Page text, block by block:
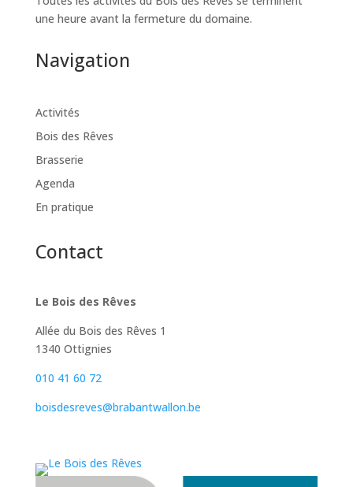
une heure avant la fermeture du domaine.
Navigation
Activités
Bois des Rêves
Brasserie
Agenda
En pratique
Contact
Le Bois des Rêves
Allée du Bois des Rêves 1
1340 Ottignies
010 41 60 72
boisdesreves@brabantwallon.be